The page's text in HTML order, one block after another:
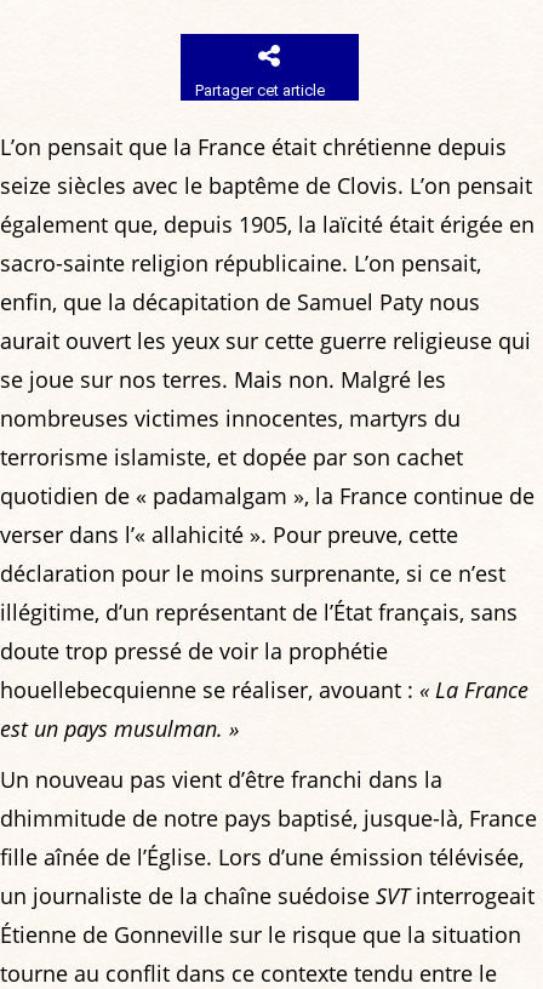
Partager cet article
L’on pensait que la France était chrétienne depuis
seize siècles avec le baptême de Clovis. L’on pensait
également que, depuis 1905, la laïcité était érigée en
sacro-sainte religion républicaine. L’on pensait,
enfin, que la décapitation de Samuel Paty nous
aurait ouvert les yeux sur cette guerre religieuse qui
se joue sur nos terres. Mais non. Malgré les
nombreuses victimes innocentes, martyrs du
terrorisme islamiste, et dopée par son cachet
quotidien de « padamalgam », la France continue de
verser dans l’« allahicité ». Pour preuve, cette
déclaration pour le moins surprenante, si ce n’est
illégitime, d’un représentant de l’État français, sans
doute trop pressé de voir la prophétie
houellebecquienne se réaliser, avouant : « La France
est un pays musulman. »
Un nouveau pas vient d’être franchi dans la
dhimmitude de notre pays baptisé, jusque-là, France
fille aînée de l’Église. Lors d’une émission télévisée,
un journaliste de la chaîne suédoise SVTinterrogeait
Étienne de Gonneville sur le risque que la situation
tourne au conflit dans ce contexte tendu entre le